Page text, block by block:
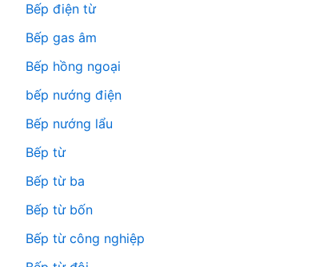
Bếp điện từ
Bếp gas âm
Bếp hồng ngoại
bếp nướng điện
Bếp nướng lẩu
Bếp từ
Bếp từ ba
Bếp từ bốn
Bếp từ công nghiệp